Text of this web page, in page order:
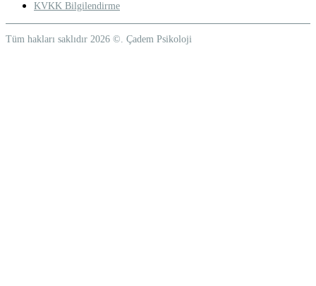
KVKK Bilgilendirme
Tüm hakları saklıdır 2026 ©. Çadem Psikoloji